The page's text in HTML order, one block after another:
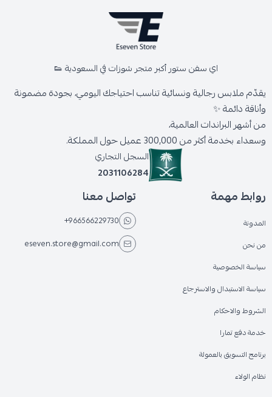
اي سفن ستور أكبر متجر شوزات في السعودية 👟
يقدّم ملابس رجالية ونسائية تناسب احتياجك اليومي، بجودة مضمونة
وأناقة دائمة ✨
من أشهر البراندات العالمية،
وسعداء بخدمة أكثر من 300,000 عميل حول المملكة.
السجل التجاري
2031106284
روابط مهمة
المدونة
من نحن
سياسة الخصوصية
سياسة الاستبدال والاسترجاع
الشروط والاحكام
خدمة دفع تمارا
برنامج التسويق بالعمولة
نظام الولاء
تواصل معنا
+966566229730
eseven.store@gmail.com